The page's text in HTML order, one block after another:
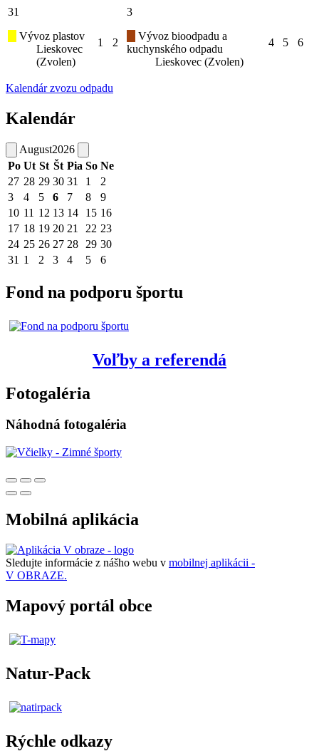
31
Vývoz plastov
Lieskovec
(Zvolen)
1 2
3
Vývoz bioodpadu a
kuchynského odpadu
Lieskovec (Zvolen)
4 5 6
Kalendár zvozu odpadu
Kalendár
August2026
Po Ut St Št Pia So Ne
27 28 29 30 31 1
2
3
4 5 6 7 8
9
10 11 12 13 14 15 16
17 18 19 20 21 22 23
24 25 26 27 28 29 30
31 1 2 3 4 5 6
Fond na podporu športu
Voľby a referendá
Fotogaléria
Náhodná fotogaléria
Mobilná aplikácia
Sledujte informácie z nášho webu v mobilnej aplikácii -
V OBRAZE.
Mapový portál obce
Natur-Pack
Rýchle odkazy